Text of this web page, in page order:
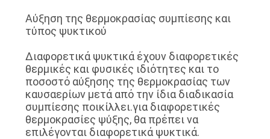
Αύξηση της θερμοκρασίας συμπίεσης και
τύπος ψυκτικού
Διαφορετικά ψυκτικά έχουν διαφορετικές
θερμικές και φυσικές ιδιότητες και το
ποσοστό αύξησης της θερμοκρασίας των
καυσαερίων μετά από την ίδια διαδικασία
συμπίεσης ποικίλλει.για διαφορετικές
θερμοκρασίες ψύξης, θα πρέπει να
επιλέγονται διαφορετικά ψυκτικά.